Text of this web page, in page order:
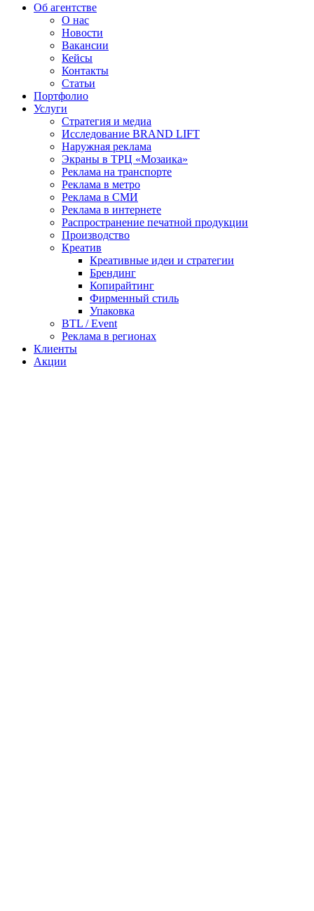
Об агентстве
О нас
Новости
Вакансии
Кейсы
Контакты
Статьи
Портфолио
Услуги
Стратегия и медиа
Исследование BRAND LIFT
Наружная реклама
Экраны в ТРЦ «Мозаика»
Реклама на транспорте
Реклама в метро
Реклама в СМИ
Реклама в интернете
Распространение печатной продукции
Производство
Креатив
Креативные идеи и стратегии
Брендинг
Копирайтинг
Фирменный стиль
Упаковка
BTL / Event
Реклама в регионах
Клиенты
Акции